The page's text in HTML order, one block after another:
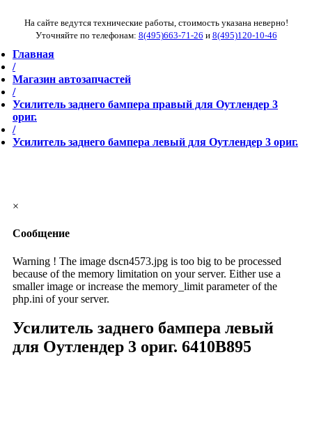
На сайте ведутся технические работы, стоимость указана неверно!
Уточняйте по телефонам: 8(495)663-71-26 и 8(495)120-10-46
Главная
/
Магазин автозапчастей
/
Усилитель заднего бампера правый для Оутлендер 3
ориг.
/
Усилитель заднего бампера левый для Оутлендер 3 ориг.
×
Сообщение
Warning ! The image dscn4573.jpg is too big to be processed
because of the memory limitation on your server. Either use a
smaller image or increase the memory_limit parameter of the
php.ini of your server.
Усилитель заднего бампера левый
для Оутлендер 3 ориг. 6410B895